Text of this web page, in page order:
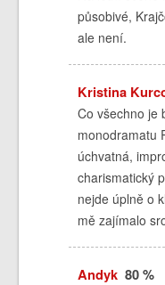
působivé,
ale není.
Kristina
Co všechno je
monodramatu
úchvatná,
charismatický
nejde úplně o
mě zajímalo
Andyk80 %